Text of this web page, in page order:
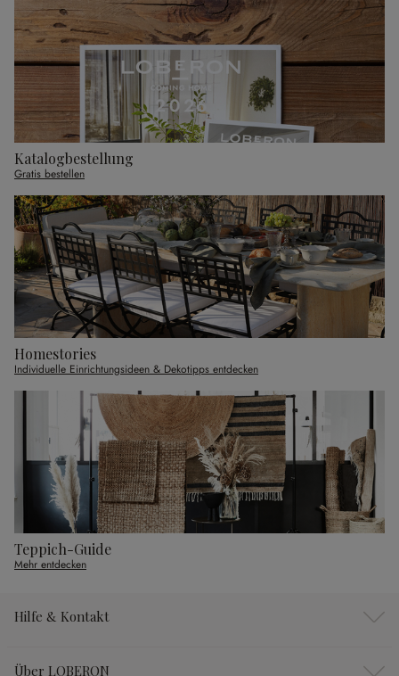
Katalogbestellung
Gratis bestellen
Homestories
Individuelle Einrichtungsideen & Dekotipps entdecken
Teppich-Guide
Mehr entdecken
Hilfe & Kontakt
Über LOBERON